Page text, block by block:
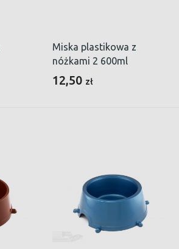
Miska plastikowa z
nóżkami 2 600ml
12,50 zł